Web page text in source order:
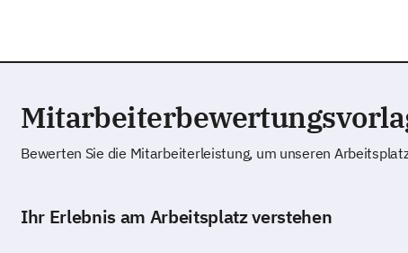
Bewerten Sie die Mitarbeiterleistung, um unseren
Ihr Erlebnis am Arbeitsplatz verstehen